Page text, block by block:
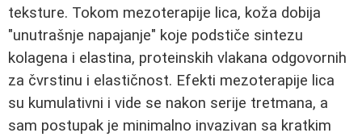
teksture. Tokom mezoterapije lica, koža dobija
"unutrašnje napajanje" koje podstiče sintezu
kolagena i elastina, proteinskih vlakana odgovornih
za čvrstinu i elastičnost. Efekti mezoterapije lica
su kumulativni i vide se nakon serije tretmana, a
sam postupak je minimalno invazivan sa kratkim